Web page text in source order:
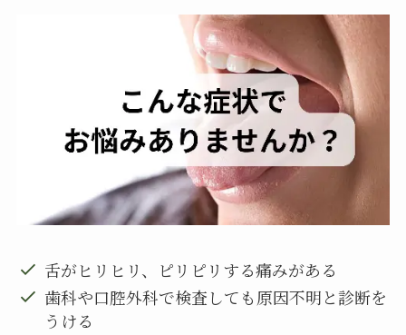
舌がヒリヒリ、ピリピリする痛みがある
歯科や口腔外科で検査しても原因不明と診断を
うける